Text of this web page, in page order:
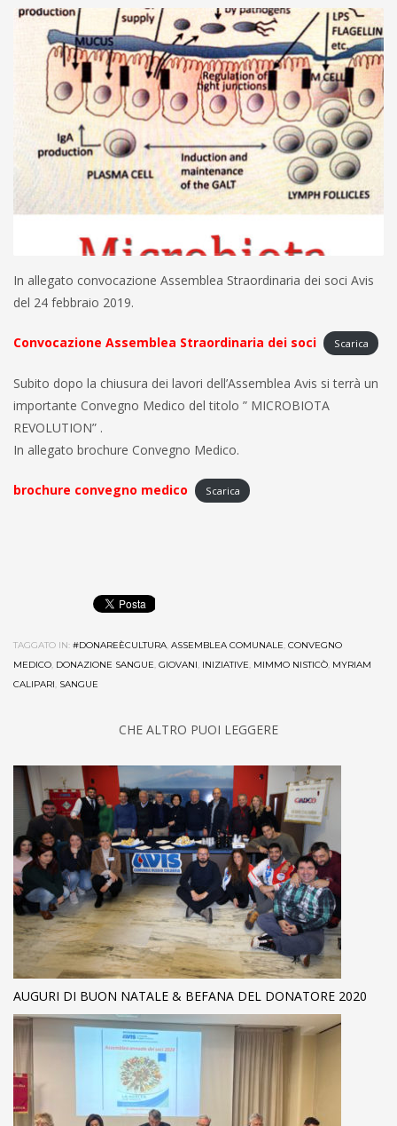
In allegato convocazione Assemblea Straordinaria dei soci Avis
del 24 febbraio 2019.
Convocazione Assemblea Straordinaria dei soci Scarica
Subito dopo la chiusura dei lavori dell’Assemblea Avis si terrà un
importante Convegno Medico del titolo ” MICROBIOTA
REVOLUTION” .
In allegato brochure Convegno Medico.
brochure convegno medico Scarica
TAGGATO IN: #DONAREÈCULTURA, ASSEMBLEA COMUNALE, CONVEGNO
MEDICO, DONAZIONE SANGUE, GIOVANI, INIZIATIVE, MIMMO NISTICÒ, MYRIAM
CALIPARI, SANGUE
CHE ALTRO PUOI LEGGERE
AUGURI DI BUON NATALE & BEFANA DEL DONATORE 2020